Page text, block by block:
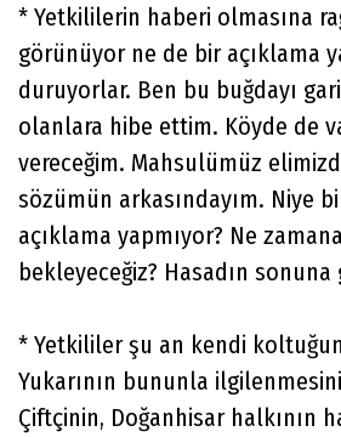
* Yetkililerin haberi olmasına
görünüyor ne de bir açıklama
duruyorlar. Ben bu buğdayı
olanlara hibe ettim. Köyde de
vereceğim. Mahsulümüz
sözümün arkasındayım. Niye
açıklama yapmıyor? Ne
bekleyeceğiz? Hasadın
* Yetkililer şu an kendi
Yukarının bununla
Çiftçinin, Doğanhisar halkının